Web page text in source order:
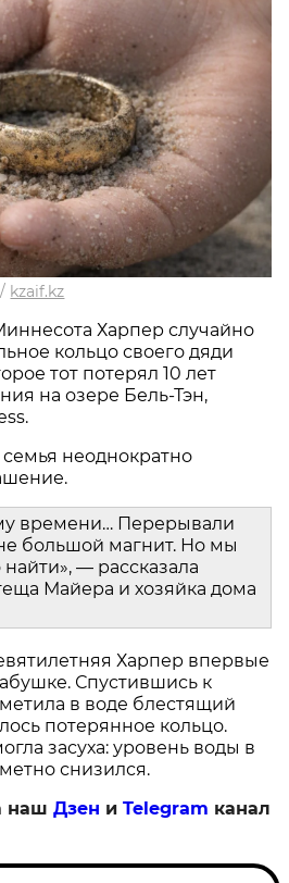
/ kzaif.kz
Харпер случайно
кольцо своего дяди
тот потерял 10 лет
на озере Бель-Тэн,
неоднократно
времени… Перерывали
большой магнит. Но мы
— рассказала
Майера и хозяйка дома
Харпер впервые
Спустившись к
в воде блестящий
потерянное кольцо.
засуха: уровень воды в
снизился.
нашДзен иTelegram канал